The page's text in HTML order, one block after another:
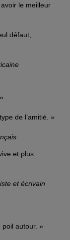
le meilleur
défaut,
de l’amitié. »
et plus
et écrivain
autour. »